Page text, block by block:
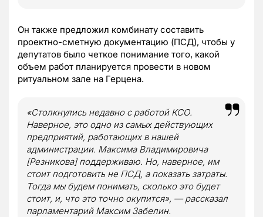
Он также предложил комбинату составить
проектно-сметную документацию (ПСД), чтобы у
депутатов было четкое понимание того, какой
объем работ планируется провести в новом
ритуальном зале на Герцена.
«Столкнулись недавно с работой КСО.
Наверное, это одно из самых действующих
предприятий, работающих в нашей
администрации. Максима Владимировича
[Резникова] поддерживаю. Но, наверное, им
стоит подготовить не ПСД, а показать затраты.
Тогда мы будем понимать, сколько это будет
стоит, и, что это точно окупится», — рассказал
парламентарий Максим Забелин.